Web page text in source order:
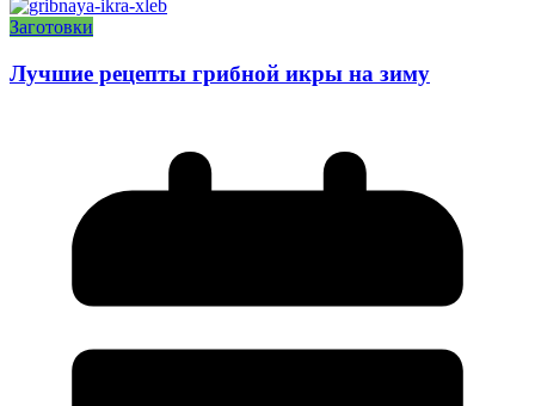
Заготовки
Лучшие рецепты грибной икры на зиму